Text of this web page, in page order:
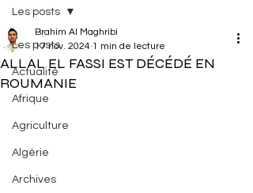
Les posts
Actualité
Afrique
Agriculture
Algérie
Archives
Les posts
ALLAL EL FASSI EST DÉCÉDÉ EN
ROUMANIE
Brahim Al Maghribi
17 nov. 2024 1 min de lecture